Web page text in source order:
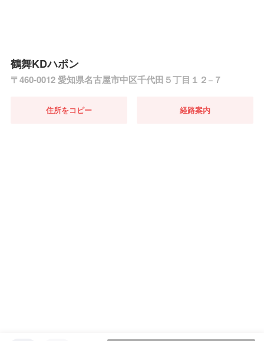
鶴舞KDハポン
〒460-0012 愛知県名古屋市中区千代田５丁目１２−７
住所をコピー 経路案内